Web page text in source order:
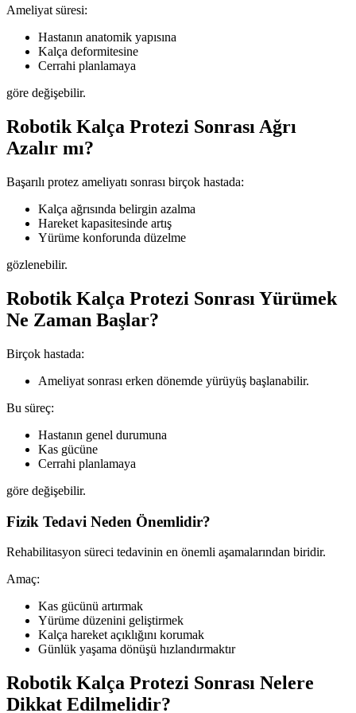
Ameliyat süresi:
Hastanın anatomik yapısına
Kalça deformitesine
Cerrahi planlamaya
göre değişebilir.
Robotik Kalça Protezi Sonrası Ağrı
Azalır mı?
Başarılı protez ameliyatı sonrası birçok hastada:
Kalça ağrısında belirgin azalma
Hareket kapasitesinde artış
Yürüme konforunda düzelme
gözlenebilir.
Robotik Kalça Protezi Sonrası Yürümek
Ne Zaman Başlar?
Birçok hastada:
Ameliyat sonrası erken dönemde yürüyüş başlanabilir.
Bu süreç:
Hastanın genel durumuna
Kas gücüne
Cerrahi planlamaya
göre değişebilir.
Fizik Tedavi Neden Önemlidir?
Rehabilitasyon süreci tedavinin en önemli aşamalarından biridir.
Amaç:
Kas gücünü artırmak
Yürüme düzenini geliştirmek
Kalça hareket açıklığını korumak
Günlük yaşama dönüşü hızlandırmaktır
Robotik Kalça Protezi Sonrası Nelere
Dikkat Edilmelidir?